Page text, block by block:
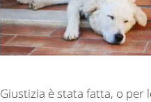
Giustizia è stata fatta, o per